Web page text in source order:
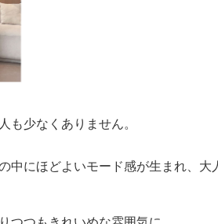
少なくありません。
中にほどよいモード感が生まれ、